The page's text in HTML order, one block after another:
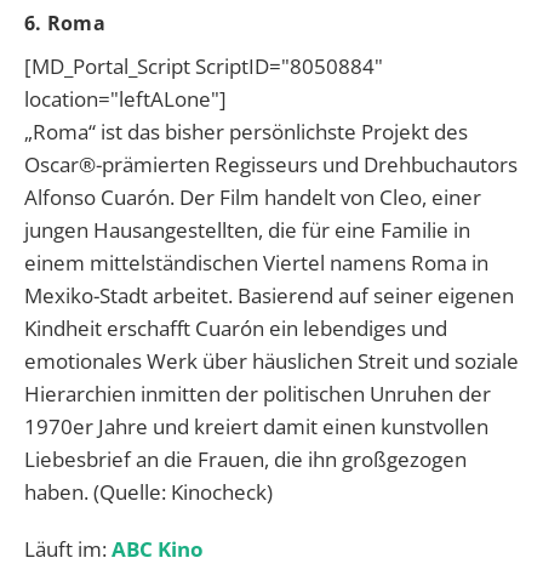
6. Roma
[MD_Portal_Script ScriptID="8050884"
location="leftALone"]
„Roma“ ist das bisher persönlichste Projekt des
Oscar®-prämierten Regisseurs und Drehbuchautors
Alfonso Cuarón. Der Film handelt von Cleo, einer
jungen Hausangestellten, die für eine Familie in
einem mittelständischen Viertel namens Roma in
Mexiko-Stadt arbeitet. Basierend auf seiner eigenen
Kindheit erschafft Cuarón ein lebendiges und
emotionales Werk über häuslichen Streit und soziale
Hierarchien inmitten der politischen Unruhen der
1970er Jahre und kreiert damit einen kunstvollen
Liebesbrief an die Frauen, die ihn großgezogen
haben. (Quelle: Kinocheck)
Läuft im:ABC Kino